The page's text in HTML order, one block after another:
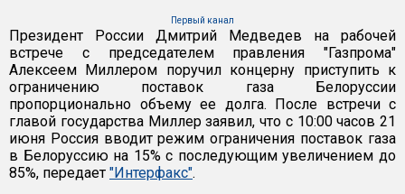
Первый канал
Президент России Дмитрий Медведев на рабочей
встрече с председателем правления "Газпрома"
Алексеем Миллером поручил концерну приступить к
ограничению поставок газа Белоруссии
пропорционально объему ее долга. После встречи с
главой государства Миллер заявил, что с 10:00 часов 21
июня Россия вводит режим ограничения поставок газа
в Белоруссию на 15% с последующим увеличением до
85%, передает "Интерфакс".